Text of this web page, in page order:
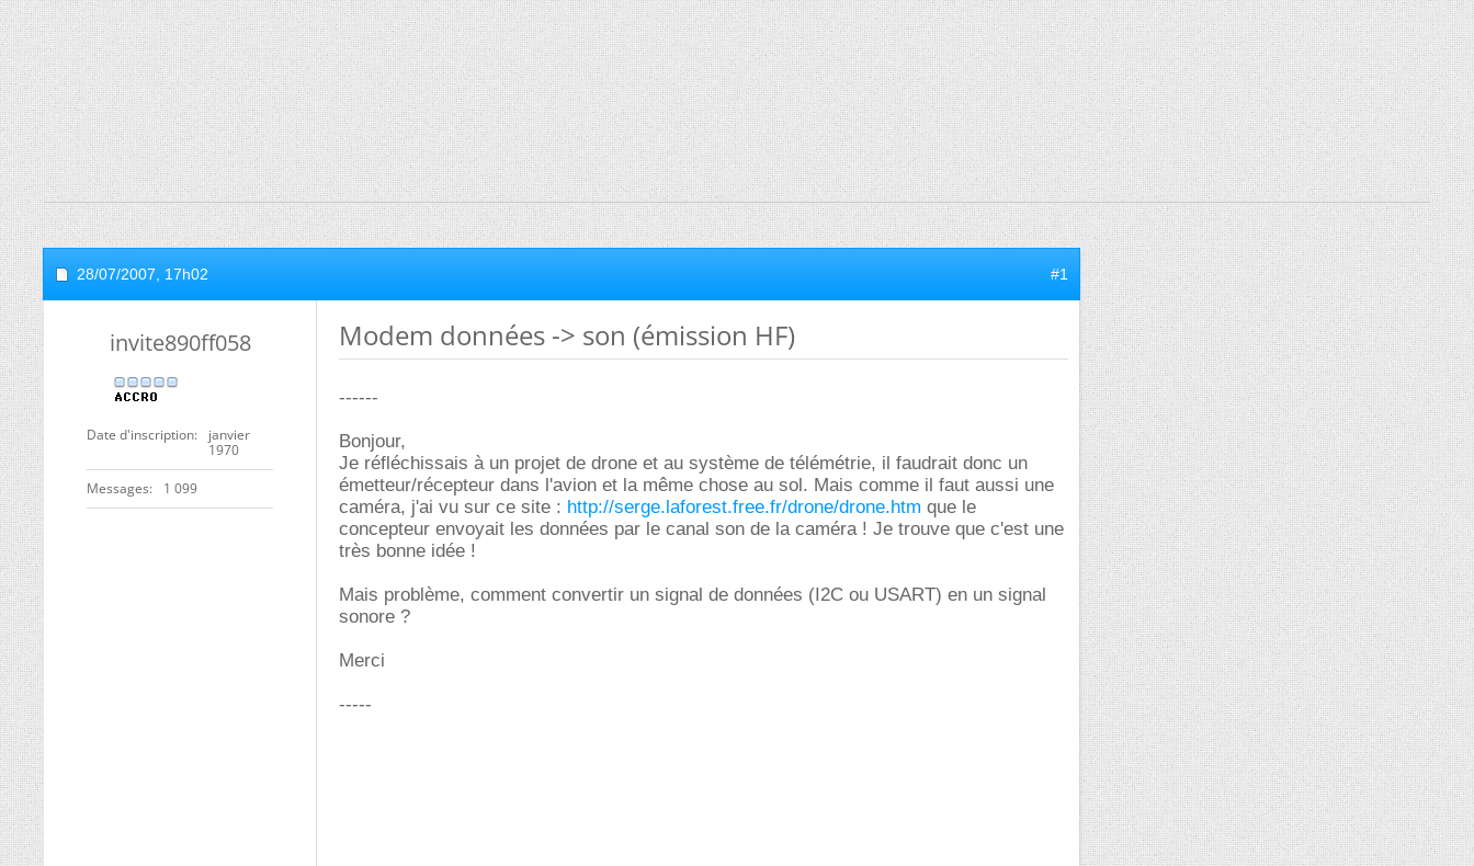
28/07/2007, 17h02 #1
invite890ff058
Date d'inscription
janvier
1970
Messages 1 099
Modem données -> son (émission HF)
------
Bonjour,
Je réfléchissais à un projet de drone et au système de télémétrie, il faudrait donc un
émetteur/récepteur dans l'avion et la même chose au sol. Mais comme il faut aussi une
caméra, j'ai vu sur ce site : http://serge.laforest.free.fr/drone/drone.htm que le
concepteur envoyait les données par le canal son de la caméra ! Je trouve que c'est une
très bonne idée !
Mais problème, comment convertir un signal de données (I2C ou USART) en un signal
sonore ?
Merci
-----